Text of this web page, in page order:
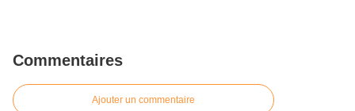
Commentaires
Ajouter un commentaire